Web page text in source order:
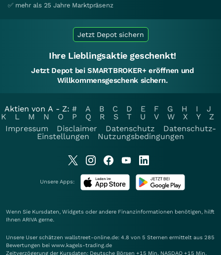
✅ mehr als 25 Jahre Marktpräsenz
Jetzt Depot sichern
Ihre Lieblingsaktie geschenkt!
Jetzt Depot bei SMARTBROKER+ eröffnen und
Willkommensgeschenk sichern.
Aktien von A - Z: # A B C D E F G H I
J
K
L M N O P Q R S T U V W X Y
Z
Impressum
Disclaimer Datenschutz
Datenschutz-
Einstellungen
Nutzungsbedingungen
Unsere Apps:
Wenn Sie Kursdaten, Widgets oder andere Finanzinformationen benötigen, hilft
Ihnen ARIVA gerne.
Unsere User schätzen wallstreet-online.de: 4.8 von 5 Sternen ermittelt aus 285
Bewertungen bei www.kagels-trading.de
Zeitverzögerung der Kursdaten: Deutsche Börsen +15 Min. NASDAQ +15 Min.